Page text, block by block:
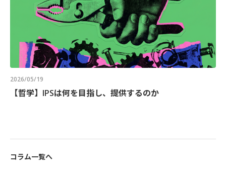
2026/05/19
【哲学】IPSは何を目指し、提供するのか
コラム一覧へ